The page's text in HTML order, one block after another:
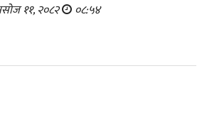
११, २०८२ ०८:५४